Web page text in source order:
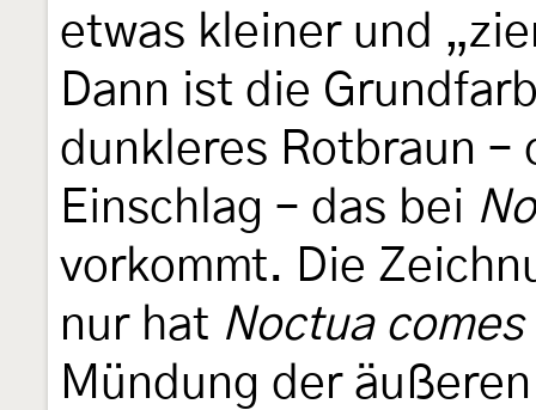
etwas kleiner und
Dann ist die
dunkleres Rotbraun
Einschlag – das bei
vorkommt. Die
nur hat Noctua comes
Mündung der